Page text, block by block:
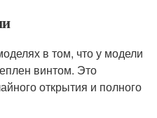
в том, что у модели
винтом. Это
открытия и полного